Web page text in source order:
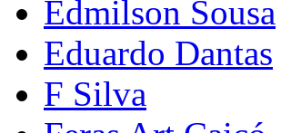
Edmilson Sousa
Eduardo Dantas
F Silva